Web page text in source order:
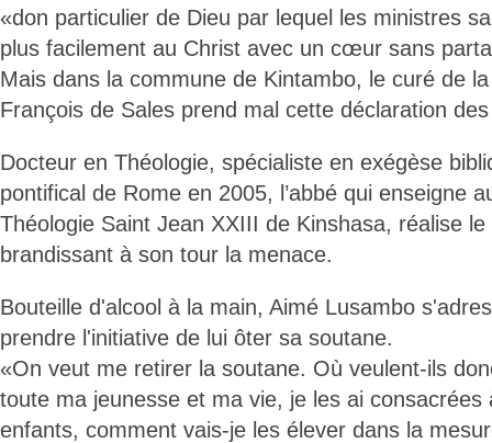
«don particulier de Dieu par lequel les ministres
plus facilement au Christ avec un cœur sans
Mais dans la commune de Kintambo, le curé de
François de Sales prend mal cette déclaration
Docteur en Théologie, spécialiste en exégèse
pontifical de Rome en 2005, l’abbé qui enseigne
Théologie Saint Jean XXIII de Kinshasa, réalise
brandissant à son tour la menace.
Bouteille d'alcool à la main, Aimé Lusambo
prendre l'initiative de lui ôter sa soutane.
«On veut me retirer la soutane. Où veulent-ils
toute ma jeunesse et ma vie, je les ai consacrées
enfants, comment vais-je les élever dans la